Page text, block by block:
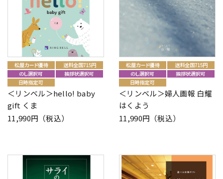
＜リンベル＞hello! baby
gift くま
11,990円（税込）
＜リンベル＞婦人画報 白耀
はくよう
11,990円（税込）